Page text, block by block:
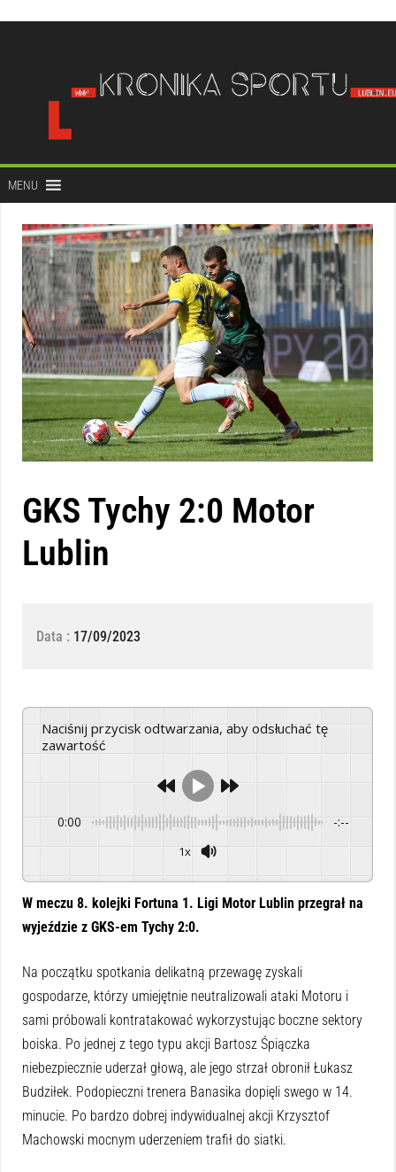
treści
MENU
GKS Tychy 2:0 Motor
Lublin
Data : 17/09/2023
Naciśnij przycisk odtwarzania, aby odsłuchać tę
zawartość
0:00 -:--
1x
W meczu 8. kolejki Fortuna 1. Ligi Motor Lublin przegrał na
wyjeździe z GKS-em Tychy 2:0.
Na początku spotkania delikatną przewagę zyskali
gospodarze, którzy umiejętnie neutralizowali ataki Motoru i
sami próbowali kontratakować wykorzystując boczne sektory
boiska. Po jednej z tego typu akcji Bartosz Śpiączka
niebezpiecznie uderzał głową, ale jego strzał obronił Łukasz
Budziłek. Podopieczni trenera Banasika dopięli swego w 14.
minucie. Po bardzo dobrej indywidualnej akcji Krzysztof
Machowski mocnym uderzeniem trafił do siatki.